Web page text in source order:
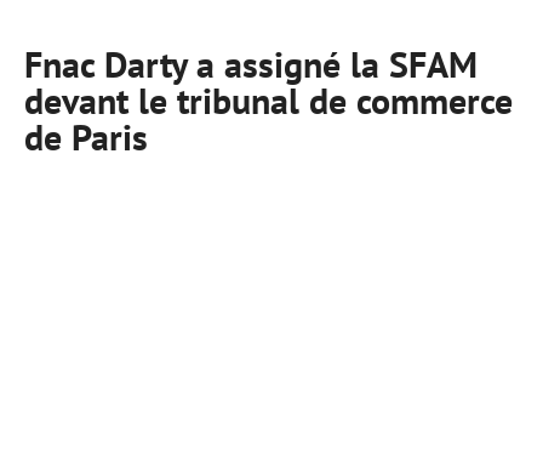
Fnac Darty a assigné la SFAM
devant le tribunal de commerce
de Paris